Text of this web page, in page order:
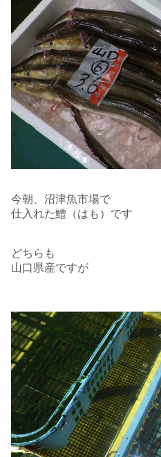
今朝、沼津魚市場で
仕入れた鱧（はも）です
どちらも
山口県産ですが